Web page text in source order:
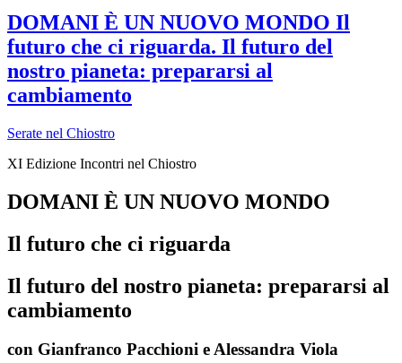
DOMANI È UN NUOVO MONDO Il
futuro che ci riguarda. Il futuro del
nostro pianeta: prepararsi al
cambiamento
Serate nel Chiostro
XI Edizione Incontri nel Chiostro
DOMANI È UN NUOVO MONDO
Il futuro che ci riguarda
Il futuro del nostro pianeta: prepararsi al
cambiamento
con Gianfranco Pacchioni eAlessandra Viola